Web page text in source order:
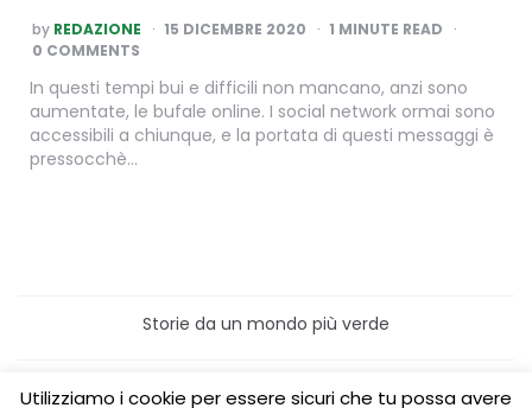
POSTED
BY
by REDAZIONE 15 DICEMBRE 2020 1 MINUTE READ
0 COMMENTS
In questi tempi bui e difficili non mancano, anzi sono
aumentate, le bufale online. I social network ormai sono
accessibili a chiunque, e la portata di questi messaggi è
pressocchè…
Storie da un mondo più verde
Home
Turismo sostenibile
Utilizziamo i cookie per essere sicuri che tu possa avere